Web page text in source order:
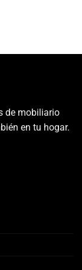
de mobiliario
en tu hogar.